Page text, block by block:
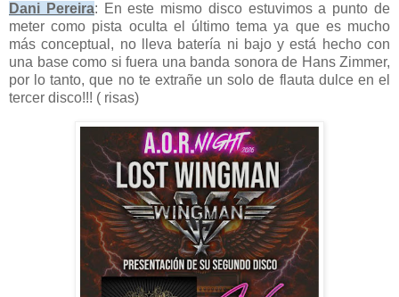
Dani Pereira: En este mismo disco estuvimos a punto de
meter como pista oculta el último tema ya que es mucho
más conceptual, no lleva batería ni bajo y está hecho con
una base como si fuera una banda sonora de Hans Zimmer,
por lo tanto, que no te extrañe un solo de flauta dulce en el
tercer disco!!! ( risas)